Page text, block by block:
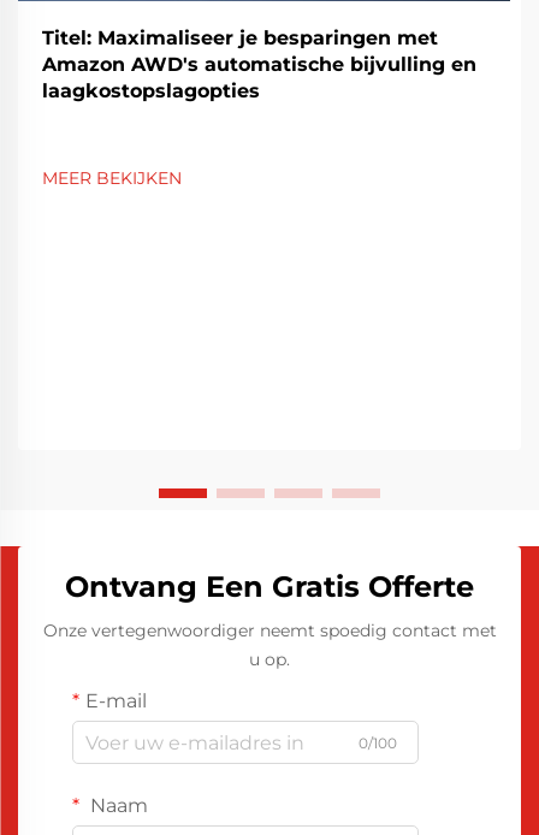
Titel: Maximaliseer je besparingen met
Amazon AWD's automatische bijvulling en
laagkostopslagopties
MEER BEKIJKEN
Ontvang Een Gratis Offerte
Onze vertegenwoordiger neemt spoedig contact met
u op.
E-mail
0/100
Naam